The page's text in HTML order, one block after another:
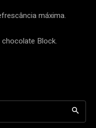
máxima.
Block.